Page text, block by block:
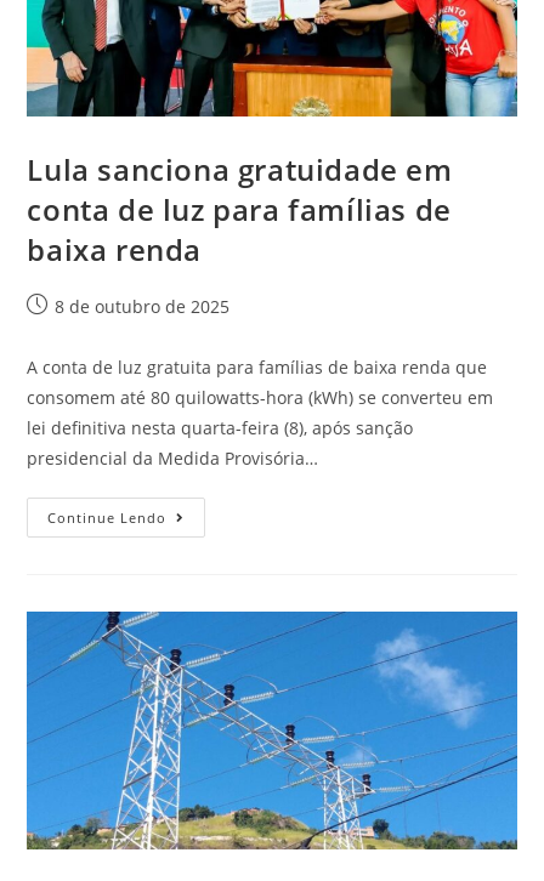
Lula sanciona gratuidade em
conta de luz para famílias de
baixa renda
8 de outubro de 2025
A conta de luz gratuita para famílias de baixa renda que
consomem até 80 quilowatts-hora (kWh) se converteu em
lei definitiva nesta quarta-feira (8), após sanção
presidencial da Medida Provisória…
Continue Lendo